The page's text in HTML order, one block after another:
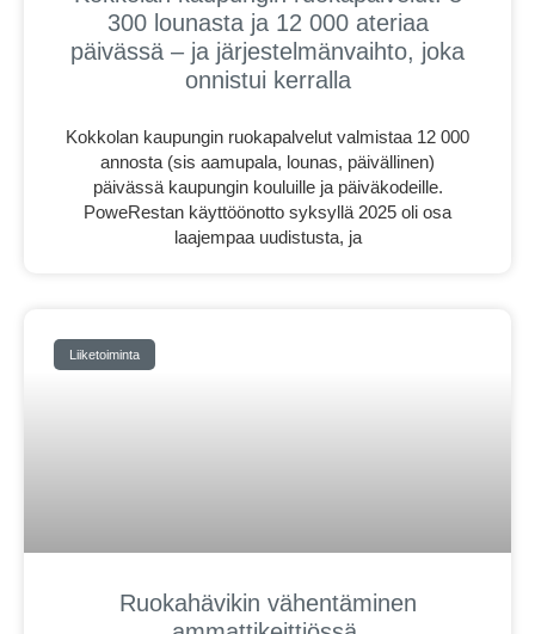
300 lounasta ja 12 000 ateriaa
päivässä – ja järjestelmänvaihto, joka
onnistui kerralla
Kokkolan kaupungin ruokapalvelut valmistaa 12 000
annosta (sis aamupala, lounas, päivällinen)
päivässä kaupungin kouluille ja päiväkodeille.
PoweRestan käyttöönotto syksyllä 2025 oli osa
laajempaa uudistusta, ja
Liiketoiminta
Ruokahävikin vähentäminen